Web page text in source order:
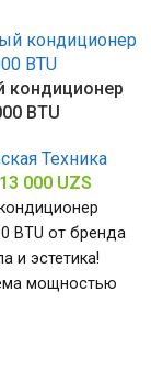
кондиционер
BTU
Техника
000 UZS
BTU от бренда
и эстетика!
мощностью
помещений до